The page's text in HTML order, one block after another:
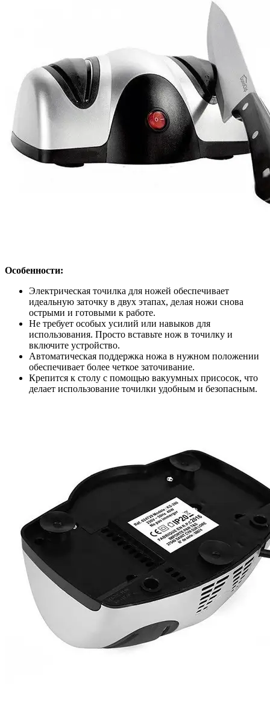
Особенности:
Электрическая точилка для ножей обеспечивает
идеальную заточку в двух этапах, делая ножи снова
острыми и готовыми к работе.
Не требует особых усилий или навыков для
использования. Просто вставьте нож в точилку и
включите устройство.
Автоматическая поддержка ножа в нужном положении
обеспечивает более четкое заточивание.
Крепится к столу с помощью вакуумных присосок, что
делает использование точилки удобным и безопасным.